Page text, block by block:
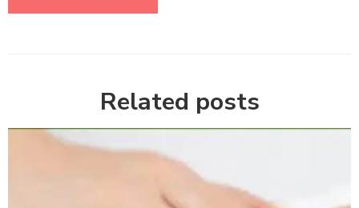
Related posts